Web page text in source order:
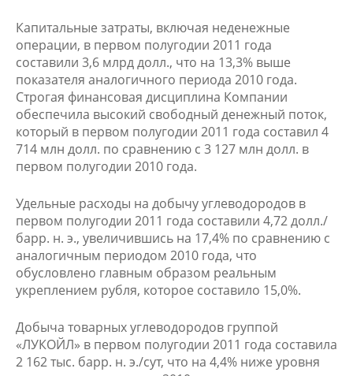
Капитальные затраты, включая неденежные
операции, в первом полугодии 2011 года
составили 3,6 млрд долл., что на 13,3% выше
показателя аналогичного периода 2010 года.
Строгая финансовая дисциплина Компании
обеспечила высокий свободный денежный поток,
который в первом полугодии 2011 года составил 4
714 млн долл. по сравнению с 3 127 млн долл. в
первом полугодии 2010 года.
Удельные расходы на добычу углеводородов в
первом полугодии 2011 года составили 4,72 долл./
барр. н. э., увеличившись на 17,4% по сравнению с
аналогичным периодом 2010 года, что
обусловлено главным образом реальным
укреплением рубля, которое составило 15,0%.
Добыча товарных углеводородов группой
«ЛУКОЙЛ» в первом полугодии 2011 года составила
2 162 тыс. барр. н. э./сут, что на 4,4% ниже уровня